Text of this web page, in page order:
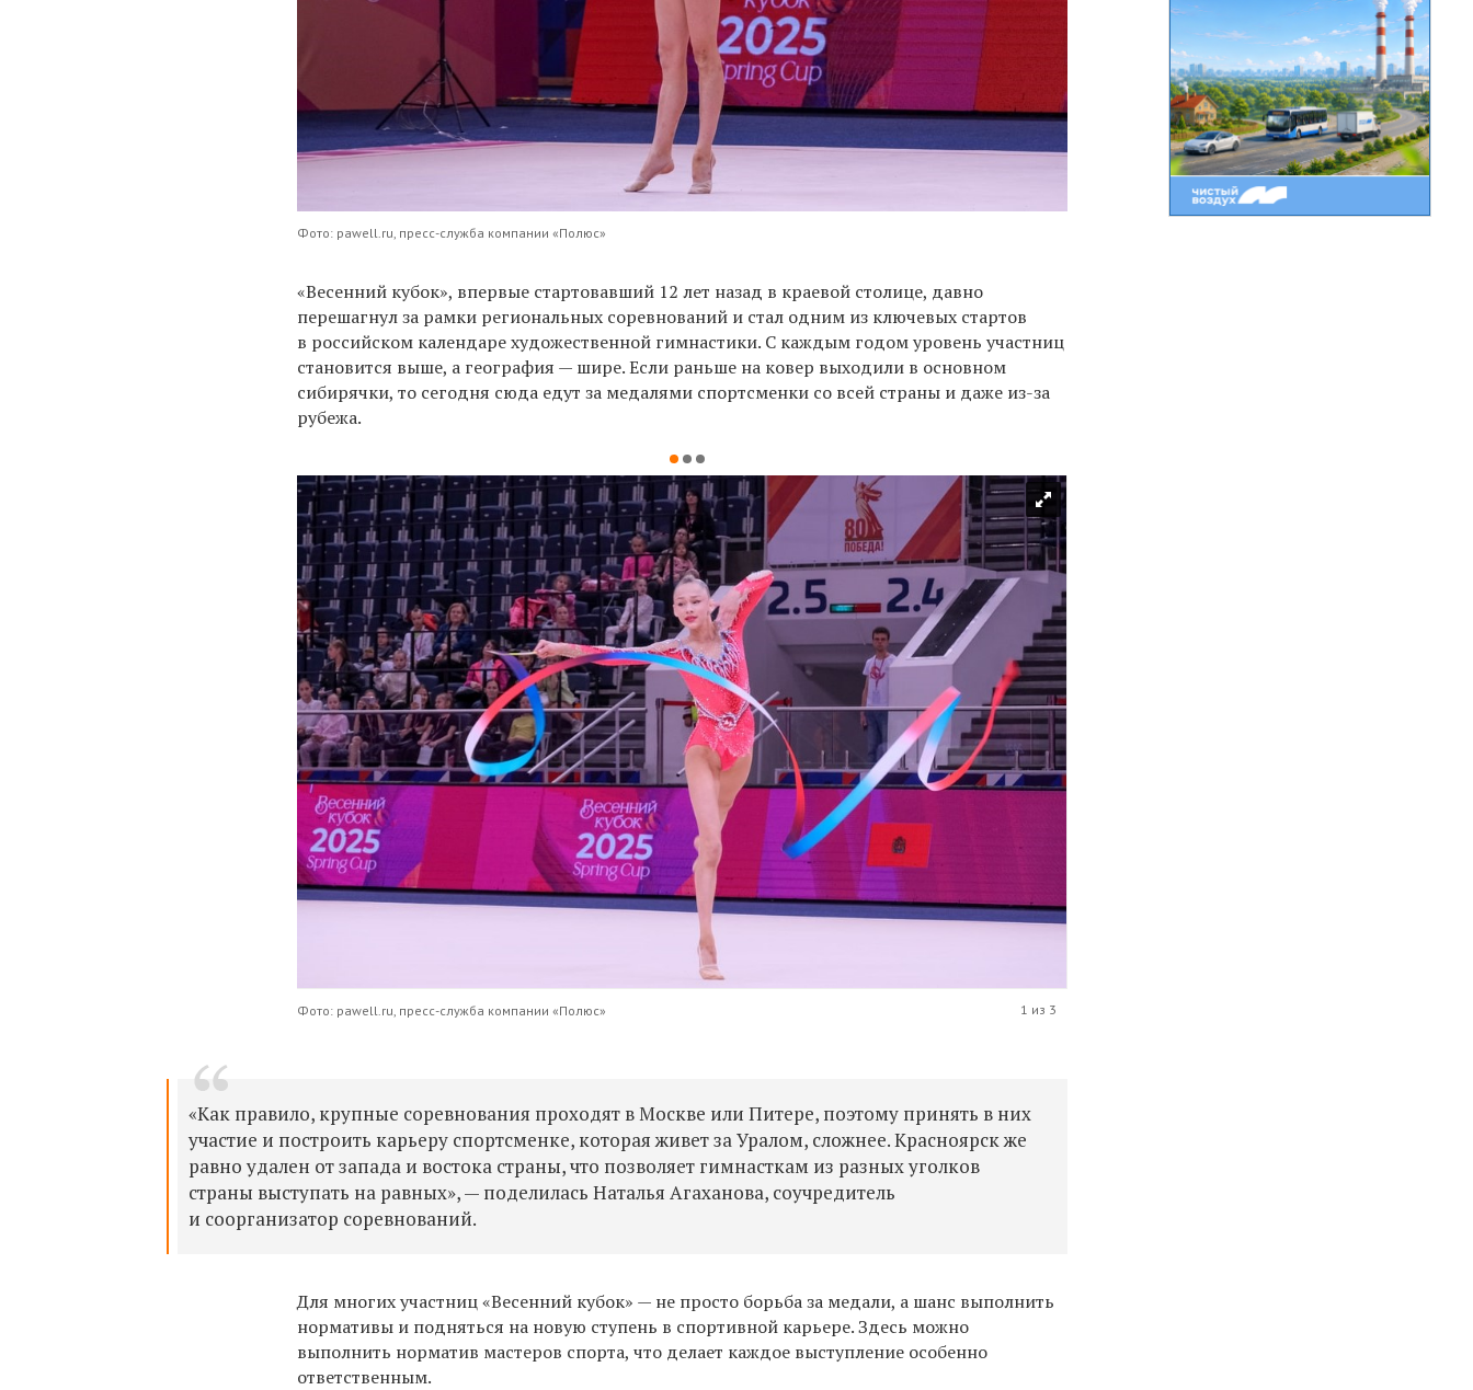
Фото: pawell.ru, пресс-служба компании «Полюс»
«Весенний кубок», впервые стартовавший 12 лет назад в краевой столице, давно
перешагнул за рамки региональных соревнований и стал одним из ключевых стартов
в российском календаре художественной гимнастики. С каждым годом уровень участниц
становится выше, а география — шире. Если раньше на ковер выходили в основном
сибирячки, то сегодня сюда едут за медалями спортсменки со всей страны и даже из-за
рубежа.
Фото: pawell.ru, пресс-служба компании «Полюс» 1 из 3
«Как правило, крупные соревнования проходят в Москве или Питере, поэтому принять в них
участие и построить карьеру спортсменке, которая живет за Уралом, сложнее. Красноярск же
равно удален от запада и востока страны, что позволяет гимнасткам из разных уголков
страны выступать на равных», — поделилась Наталья Агаханова, соучредитель
и соорганизатор соревнований.
Для многих участниц «Весенний кубок» — не просто борьба за медали, а шанс выполнить
нормативы и подняться на новую ступень в спортивной карьере. Здесь можно
выполнить норматив мастеров спорта, что делает каждое выступление особенно
ответственным.